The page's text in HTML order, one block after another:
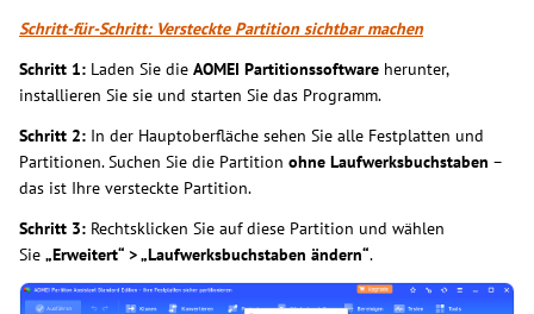
Schritt-für-Schritt: Versteckte Partition sichtbar machen
Schritt 1: Laden Sie die AOMEI Partitionssoftware herunter,
installieren Sie sie und starten Sie das Programm.
Schritt 2: In der Hauptoberfläche sehen Sie alle Festplatten und
Partitionen. Suchen Sie die Partition ohne Laufwerksbuchstaben –
das ist Ihre versteckte Partition.
Schritt 3: Rechtsklicken Sie auf diese Partition und wählen
Sie „Erweitert“ > „Laufwerksbuchstaben ändern“.